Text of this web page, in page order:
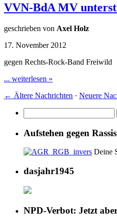
VVN-BdA MV
geschrieben von Axel Holz
17. November 2012
gegen Rechts-Rock-Band Freiwild
... weiterlesen »
← Ältere Nachrichten · Neuere
Aufstehen gegen
Deine
dasjahr1945
NPD-Verbot: Jetzt